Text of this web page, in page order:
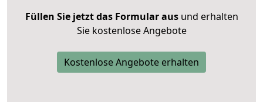
Füllen Sie jetzt das Formular ausund erhalten
Sie kostenlose Angebote
Kostenlose Angebote erhalten